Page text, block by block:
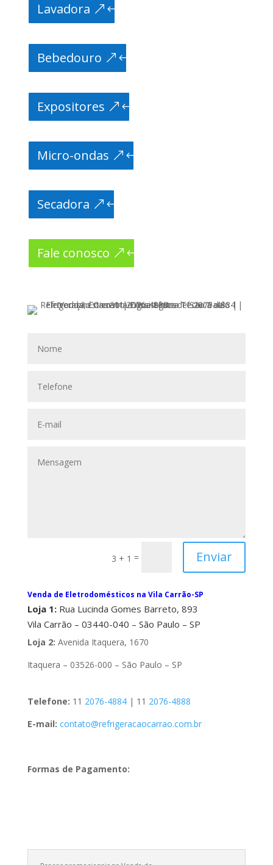
Lavadora
Bebedouro
Expositores
Micro-ondas
Secadora
Fale conosco
3 + 1 = Enviar
Venda de Eletrodomésticos na Vila Carrão-SP
Loja 1:Rua Lucinda Gomes Barreto, 893
Vila Carrão – 03440-040 – São Paulo – SP
Loja 2: Avenida Itaquera, 1670
Itaquera – 03526-000 – São Paulo – SP
Telefone: 11 2076-4884| 11 2076-4888
E-mail: contato@refrigeracaocarrao.com.br
Formas de Pagamento: